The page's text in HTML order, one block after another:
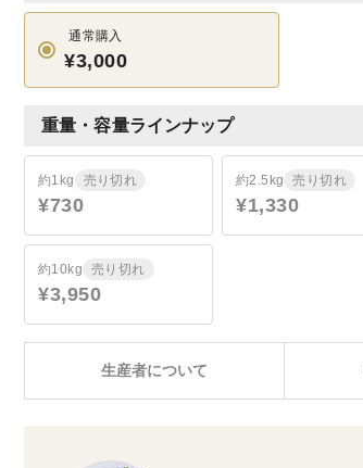
通常購入
¥3,000
重量・容量ラインナップ
約1kg 売り切れ
¥730
約2.5kg 売り切れ
¥1,330
約10kg 売り切れ
¥3,950
生産者について